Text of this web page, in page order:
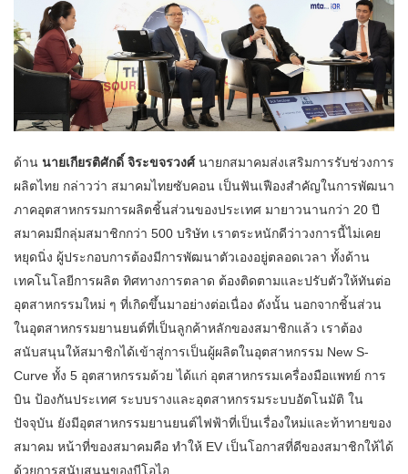
ด้าน นายเกียรติศักดิ์ จิระขจรวงศ์นายกสมาคมส่งเสริมการรับช่วงการ
ผลิตไทย กล่าวว่า สมาคมไทยซับคอน เป็นฟันเฟืองสำคัญในการพัฒนา
ภาคอุตสาหกรรมการผลิตชิ้นส่วนของประเทศ มายาวนานกว่า 20 ปี
สมาคมมีกลุ่มสมาชิกกว่า 500 บริษัท เราตระหนักดีว่าวงการนี้ไม่เคย
หยุดนิ่ง ผู้ประกอบการต้องมีการพัฒนาตัวเองอยู่ตลอดเวลา ทั้งด้าน
เทคโนโลยีการผลิต ทิศทางการตลาด ต้องติดตามและปรับตัวให้ทันต่อ
อุตสาหกรรมใหม่ ๆ ที่เกิดขึ้นมาอย่างต่อเนื่อง ดังนั้น นอกจากชิ้นส่วน
ในอุตสาหกรรมยานยนต์ที่เป็นลูกค้าหลักของสมาชิกแล้ว เราต้อง
สนับสนุนให้สมาชิกได้เข้าสู่การเป็นผู้ผลิตในอุตสาหกรรม New S-
Curve ทั้ง 5 อุตสาหกรรมด้วย ได้แก่ อุตสาหกรรมเครื่องมือแพทย์ การ
บิน ป้องกันประเทศ ระบบรางและอุตสาหกรรมระบบอัตโนมัติ ใน
ปัจจุบัน ยังมีอุตสาหกรรมยานยนต์ไฟฟ้าที่เป็นเรื่องใหม่และท้าทายของ
สมาคม หน้าที่ของสมาคมคือ ทำให้ EV เป็นโอกาสที่ดีของสมาชิกให้ได้
ด้วยการสนับสนุนของบีโอไอ